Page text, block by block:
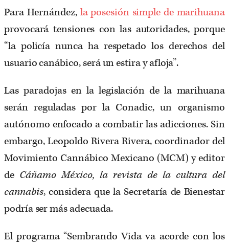
Para Hernández, la posesión simple de marihuana
provocará tensiones con las autoridades, porque
“la policía nunca ha respetado los derechos del
usuario canábico, será un estira y afloja”.
Las paradojas en la legislación de la marihuana
serán reguladas por la Conadic, un organismo
autónomo enfocado a combatir las adicciones. Sin
embargo, Leopoldo Rivera Rivera, coordinador del
Movimiento Cannábico Mexicano (MCM) y editor
de Cáñamo México, la revista de la cultura del
cannabis, considera que la Secretaría de Bienestar
podría ser más adecuada.
El programa “Sembrando Vida va acorde con los